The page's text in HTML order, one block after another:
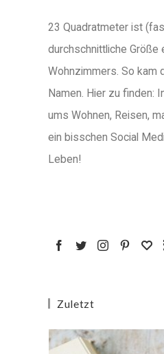
23 Quadratmeter ist
durchschnittliche Größe
Wohnzimmers. So kam
Namen. Hier zu finden:
ums Wohnen, Reisen,
ein bisschen Social
Leben!
Zuletzt